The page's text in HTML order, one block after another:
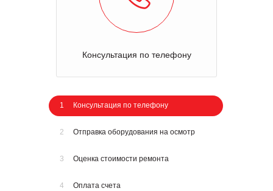
Консультация по телефону
1 Консультация по телефону
2 Отправка оборудования на осмотр
3 Оценка стоимости ремонта
4 Оплата счета